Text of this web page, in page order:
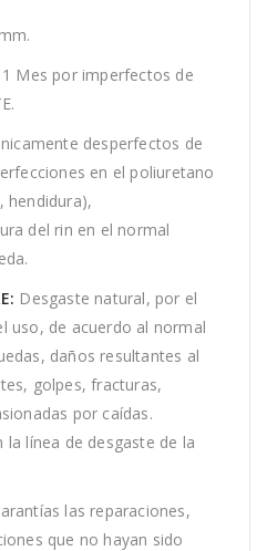
1 Mes por imperfectos de
desperfectos de
en el poliuretano
hendidura),
del rin en el normal
Desgaste natural, por el
uso, de acuerdo al normal
daños resultantes al
golpes, fracturas,
por caídas.
línea de desgaste de la
las reparaciones,
que no hayan sido